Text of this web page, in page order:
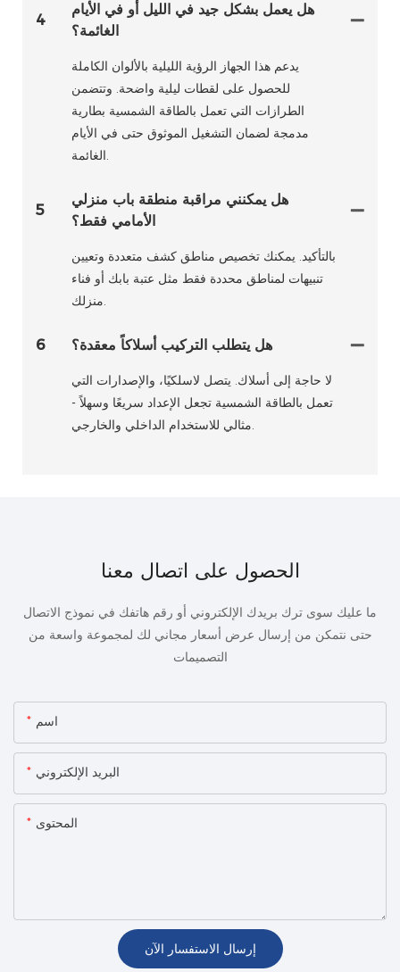
4
هل يعمل بشكل جيد في الليل أو في الأيام
الغائمة؟
يدعم هذا الجهاز الرؤية الليلية بالألوان الكاملة
للحصول على لقطات ليلية واضحة. وتتضمن
الطرازات التي تعمل بالطاقة الشمسية بطارية
مدمجة لضمان التشغيل الموثوق حتى في الأيام
الغائمة.
5
هل يمكنني مراقبة منطقة باب منزلي
الأمامي فقط؟
بالتأكيد. يمكنك تخصيص مناطق كشف متعددة وتعيين
تنبيهات لمناطق محددة فقط مثل عتبة بابك أو فناء
منزلك.
6 هل يتطلب التركيب أسلاكاً معقدة؟
لا حاجة إلى أسلاك. يتصل لاسلكيًا، والإصدارات التي
تعمل بالطاقة الشمسية تجعل الإعداد سريعًا وسهلاً -
مثالي للاستخدام الداخلي والخارجي.
الحصول على اتصال معنا
ما عليك سوى ترك بريدك الإلكتروني أو رقم هاتفك في نموذج الاتصال
حتى نتمكن من إرسال عرض أسعار مجاني لك لمجموعة واسعة من
التصميمات
اسم
البريد الإلكتروني
المحتوى
إرسال الاستفسار الآن